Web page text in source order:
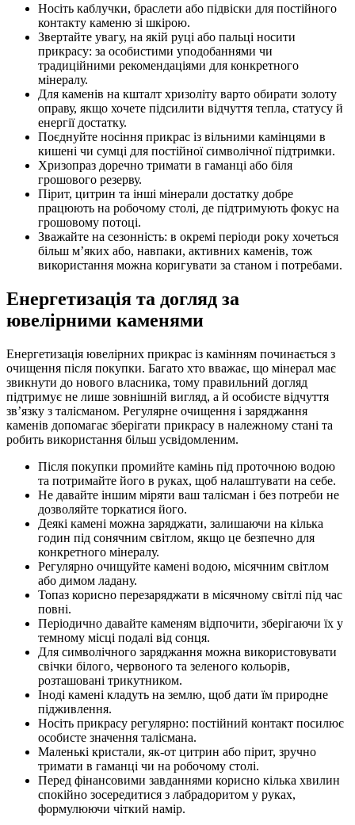
Носіть каблучки, браслети або підвіски для постійного
контакту каменю зі шкірою.
Звертайте увагу, на якій руці або пальці носити
прикрасу: за особистими уподобаннями чи
традиційними рекомендаціями для конкретного
мінералу.
Для каменів на кшталт хризоліту варто обирати золоту
оправу, якщо хочете підсилити відчуття тепла, статусу й
енергії достатку.
Поєднуйте носіння прикрас із вільними камінцями в
кишені чи сумці для постійної символічної підтримки.
Хризопраз доречно тримати в гаманці або біля
грошового резерву.
Пірит, цитрин та інші мінерали достатку добре
працюють на робочому столі, де підтримують фокус на
грошовому потоці.
Зважайте на сезонність: в окремі періоди року хочеться
більш м’яких або, навпаки, активних каменів, тож
використання можна коригувати за станом і потребами.
Енергетизація та догляд за
ювелірними каменями
Енергетизація ювелірних прикрас із камінням починається з
очищення після покупки. Багато хто вважає, що мінерал має
звикнути до нового власника, тому правильний догляд
підтримує не лише зовнішній вигляд, а й особисте відчуття
зв’язку з талісманом. Регулярне очищення і заряджання
каменів допомагає зберігати прикрасу в належному стані та
робить використання більш усвідомленим.
Після покупки промийте камінь під проточною водою
та потримайте його в руках, щоб налаштувати на себе.
Не давайте іншим міряти ваш талісман і без потреби не
дозволяйте торкатися його.
Деякі камені можна заряджати, залишаючи на кілька
годин під сонячним світлом, якщо це безпечно для
конкретного мінералу.
Регулярно очищуйте камені водою, місячним світлом
або димом ладану.
Топаз корисно перезаряджати в місячному світлі під час
повні.
Періодично давайте каменям відпочити, зберігаючи їх у
темному місці подалі від сонця.
Для символічного заряджання можна використовувати
свічки білого, червоного та зеленого кольорів,
розташовані трикутником.
Іноді камені кладуть на землю, щоб дати їм природне
підживлення.
Носіть прикрасу регулярно: постійний контакт посилює
особисте значення талісмана.
Маленькі кристали, як-от цитрин або пірит, зручно
тримати в гаманці чи на робочому столі.
Перед фінансовими завданнями корисно кілька хвилин
спокійно зосередитися з лабрадоритом у руках,
формулюючи чіткий намір.